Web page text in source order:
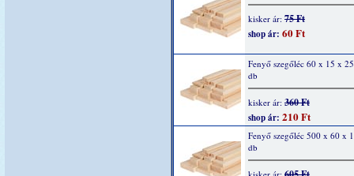
kisker ár: 75 Ft
shop ár: 60 Ft
Fenyő szegőléc 60 x 15 x
db
kisker ár: 360 Ft
shop ár: 210 Ft
Fenyő szegőléc 500 x 60 x
db